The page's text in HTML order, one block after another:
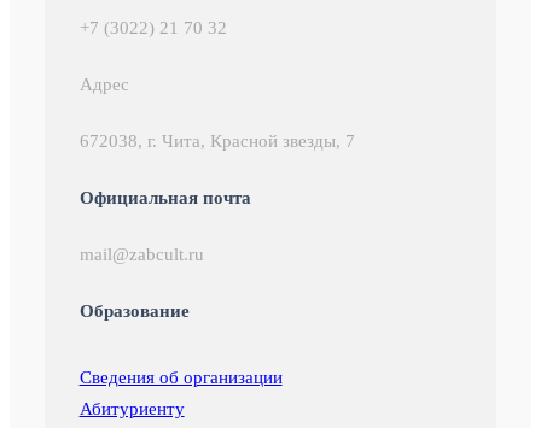
+7 (3022) 21 70 32
Адрес
672038, г. Чита, Красной звезды, 7
Официальная почта
mail@zabcult.ru
Образование
Сведения об организации
Абитуриенту